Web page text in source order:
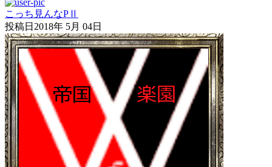
こっち見んなPⅡ
投稿日 2018年 5月 04日